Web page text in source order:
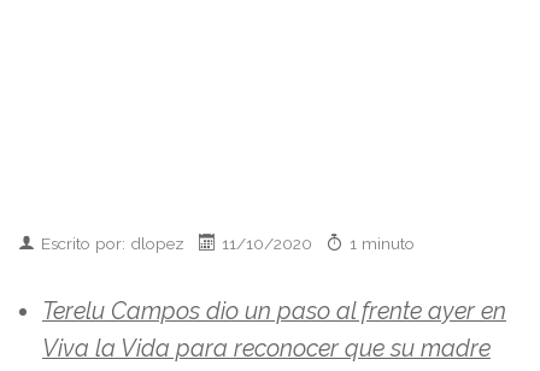
Escrito por: dlopez 11/10/2020 1 minuto
Terelu Campos dio un paso al frente ayer en
Viva la Vida para reconocer que su madre